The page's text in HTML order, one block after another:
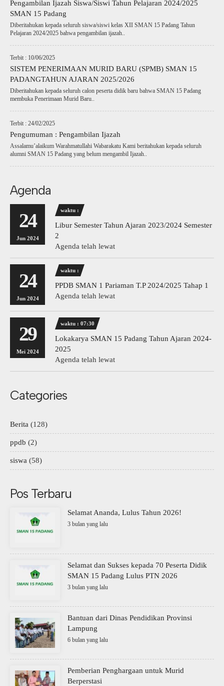
Pengambilan Ijazah Siswa/Siswi Tahun Pelajaran 2024/2025
SMAN 15 Padang
Diberitahukan kepada seluruh siswa/siswi kelas XII SMAN 15 Padang Tahun
Pelajaran 2024/2025 bahwa pengambilan ijazah..
Terbit : 10/06/2025
SISTEM PENERIMAAN MURID BARU (SPMB) SMAN 15
PADANGTAHUN AJARAN 2025/2026
Diberitahukan kepada seluruh calon peserta didik baru bahwa SMAN 15 Padang
membuka Penerimaan Murid Baru..
Terbit : 24/02/2025
Pengumuman : Pengambilan Ijazah
Assalamu’alaikum Warahmatullahi Wabarakatu Kami beritahukan kepada seluruh
alumni SMAN 15 Padang yang belum mengambil Ijazah..
Agenda
24
Jun 2024
waktu :
Libur Semester Tahun Ajaran 2023/2024 Semester
2
Agenda telah lewat
24
Jun 2024
waktu :
PPDB SMAN 1 Pariaman T.P 2024/2025 Tahap 1
Agenda telah lewat
29
Mei 2024
waktu : 07:30
Lokakarya SMAN 15 Padang Tahun Ajaran 2024-
2025
Agenda telah lewat
Categories
Berita (128)
ppdb (2)
siswa (58)
Pos Terbaru
Selamat Ananda, Lulus Tahun 2026!
3 bulan yang lalu
Selamat dan Sukses kepada 70 Peserta Didik
SMAN 15 Padang Lulus PTN 2026
3 bulan yang lalu
Bantuan dari Dinas Pendidikan Provinsi
Lampung
6 bulan yang lalu
Pemberian Penghargaan untuk Murid
Berperstasi